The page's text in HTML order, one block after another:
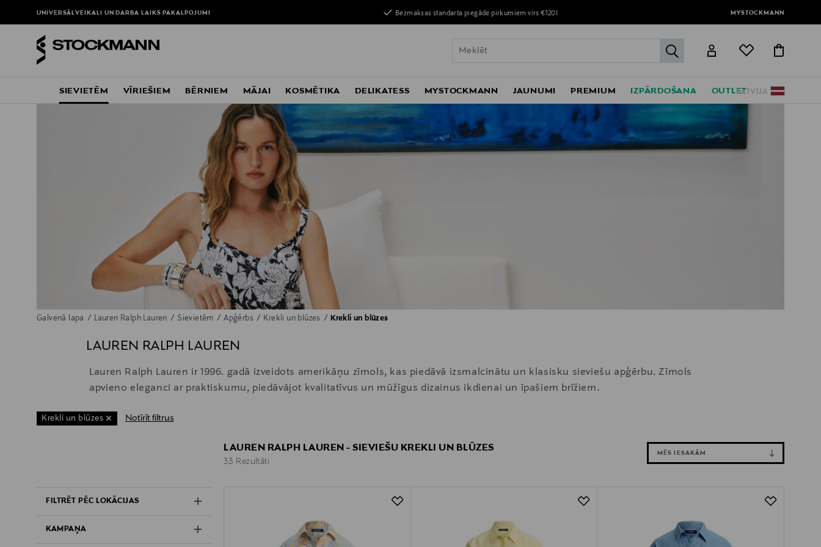
UNIVERSĀLVEIKALI UN DARBA LAIKSPAKALPOJUMI Bezmaksas standarta piegāde pirkumiem virs €120! MYSTOCKMANN
label.header.go
LATVIJA
SIEVIETĒM VĪRIEŠIEM BĒRNIEM MĀJAI KOSMĒTIKA DELIKATESS MYSTOCKMANN JAUNUMI PREMIUM IZPĀRDOŠANA OUTLET
Galvenā lapa Lauren Ralph Lauren Sievietēm Apģērbs Krekli un blūzes Krekli un blūzes
LAUREN RALPH LAUREN
Lauren Ralph Lauren ir 1996. gadā izveidots amerikāņu zīmols, kas piedāvā izsmalcinātu un klasisku sieviešu apģērbu. Zīmols
apvieno eleganci ar praktiskumu, piedāvājot kvalitatīvus un mūžīgus dizainus ikdienai un īpašiem brīžiem.
Krekli un blūzes Notīrīt filtrus
FILTRĒT PĒC LOKĀCIJAS
KAMPAŅA
LAUREN RALPH LAUREN - SIEVIEŠU KREKLI UN BLŪZES
33 Rezultāti
MĒS IESAKĀM